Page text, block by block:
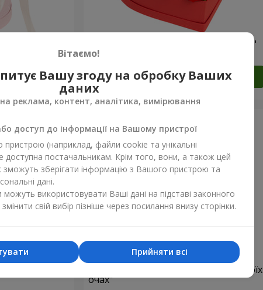
Замовити
Композиція "Зворушливий презент"
2 399 грн Замовити
Композиція в коробці "Любов в твоїх
очах"
Вітаємо!
Вашу згоду на обробку Ваших
даних
реклама, контент, аналітика, вимірювання
доступ до інформації на Вашому пристрої
пристрою (наприклад, файли cookie та унікальні
доступна постачальникам. Крім того, вони, а також цей
зможуть зберігати інформацію з Вашого пристрою та
дані.
можуть використовувати Ваші дані на підставі законного
свій вибір пізніше через посилання внизу сторінки.
Прийняти всі